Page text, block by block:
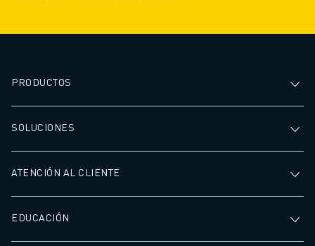
PRODUCTOS
SOLUCIONES
ATENCIÓN AL CLIENTE
EDUCACIÓN